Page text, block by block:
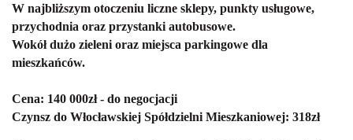
W najbliższym otoczeniu liczne sklepy, punkty usługowe,
przychodnia oraz przystanki autobusowe.
Wokół dużo zieleni oraz miejsca parkingowe dla
mieszkańców.
Cena: 140 000zł - do negocjacji
Czynsz do Włocławskiej Spółdzielni Mieszkaniowej: 318zł